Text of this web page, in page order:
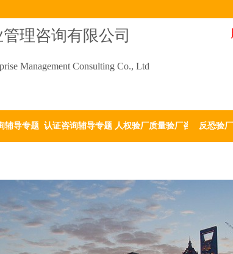
理咨询有限公司
Management Consulting Co., Ltd
辅导专题 认证咨询辅导专题 人权验厂质量验厂咨询反恐验